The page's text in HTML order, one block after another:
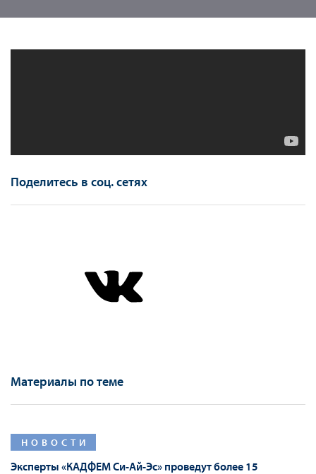
Поделитесь в соц. сетях
Материалы по теме
НОВОСТИ
Эксперты «КАДФЕМ Си-Ай-Эс» проведут более 15